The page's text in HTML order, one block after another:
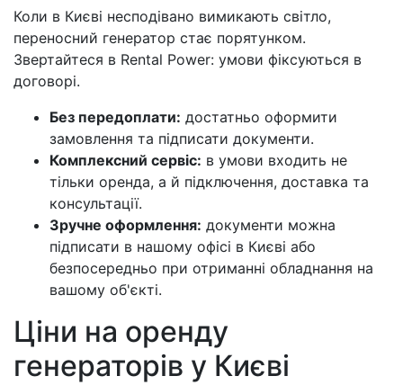
Коли в Києві несподівано вимикають світло,
переносний генератор стає порятунком.
Звертайтеся в Rental Power: умови фіксуються в
договорі.
Без передоплати: достатньо оформити
замовлення та підписати документи.
Комплексний сервіс: в умови входить не
тільки оренда, а й підключення, доставка та
консультації.
Зручне оформлення: документи можна
підписати в нашому офісі в Києві або
безпосередньо при отриманні обладнання на
вашому об'єкті.
Ціни на оренду
генераторів у Києві